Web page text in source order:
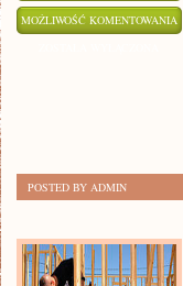
MOŻLIWOŚĆ KOMENTOWANIA
POSTED BY ADMIN